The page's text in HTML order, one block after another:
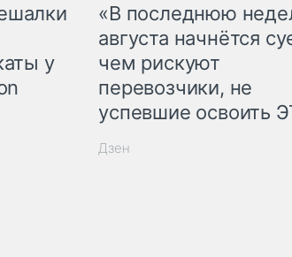
у
«В последнюю
августа начнётся
чем рискуют
перевозчики, не
успевшие освоить
Дзен